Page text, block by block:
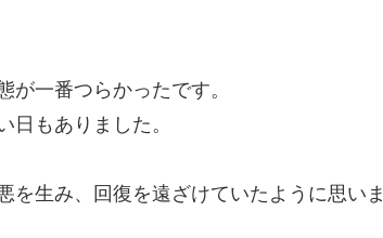
一番つらかったです。
日もありました。
を生み、回復を遠ざけていたように思いま